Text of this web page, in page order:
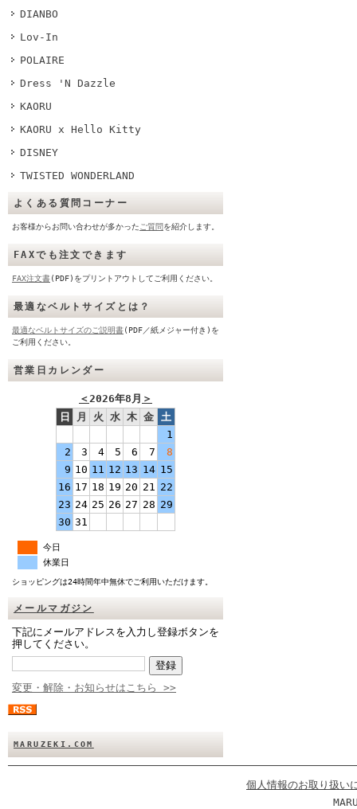
DIANBO
Lov-In
POLAIRE
Dress 'N Dazzle
KAORU
KAORU x Hello Kitty
DISNEY
TWISTED WONDERLAND
よくある質問コーナー
お客様からお問い合わせが多かった ご質問を紹介します。
FAXでも注文できます
FAX注文書(PDF)をプリントアウトしてご利用ください。
最適なベルトサイズとは？
最適なベルトサイズのご説明書(PDF／紙メジャー付き)を
ご利用ください。
営業日カレンダー
＜2026年8月 ＞
日
月 火 水 木 金 土
1
2
3 4 5 6 7
8
9 10 11 12 13 14 15
16 17 18 19 20 21 22
23 24 25 26 27 28 29
30 31
今日
休業日
ショッピングは24時間年中無休でご利用いただけます。
メールマガジン
下記にメールアドレスを入力し登録ボタンを
押してください。
変更・解除・お知らせはこちら >>
MARUZEKI.COM
個人情報のお取り扱い